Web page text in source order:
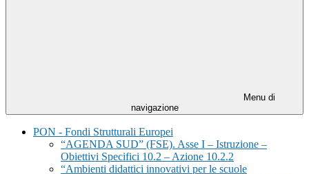
Menu di
navigazione
PON - Fondi Strutturali Europei
“AGENDA SUD” (FSE). Asse I – Istruzione –
Obiettivi Specifici 10.2 – Azione 10.2.2
“Ambienti didattici innovativi per le scuole